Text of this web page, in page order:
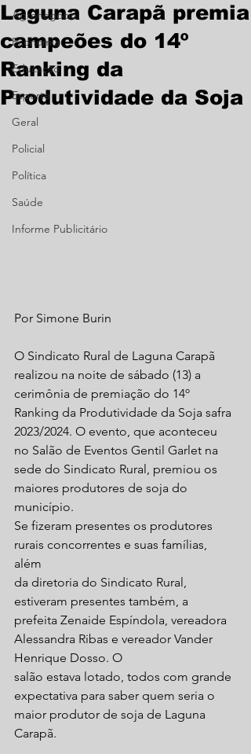
Agronegócio
Economia
Educação
Esporte
Geral
Policial
Política
Saúde
Informe Publicitário
Laguna Carapã premia
campeões do 14º
Ranking da
Produtividade da Soja
Por Simone Burin
O Sindicato Rural de Laguna Carapã
realizou na noite de sábado (13) a
cerimônia de premiação do 14º
Ranking da Produtividade da Soja safra
2023/2024. O evento, que aconteceu
no Salão de Eventos Gentil Garlet na
sede do Sindicato Rural, premiou os
maiores produtores de soja do
município.
Se fizeram presentes os produtores
rurais concorrentes e suas famílias,
além
da diretoria do Sindicato Rural,
estiveram presentes também, a
prefeita Zenaide Espíndola, vereadora
Alessandra Ribas e vereador Vander
Henrique Dosso. O
salão estava lotado, todos com grande
expectativa para saber quem seria o
maior produtor de soja de Laguna
Carapã.